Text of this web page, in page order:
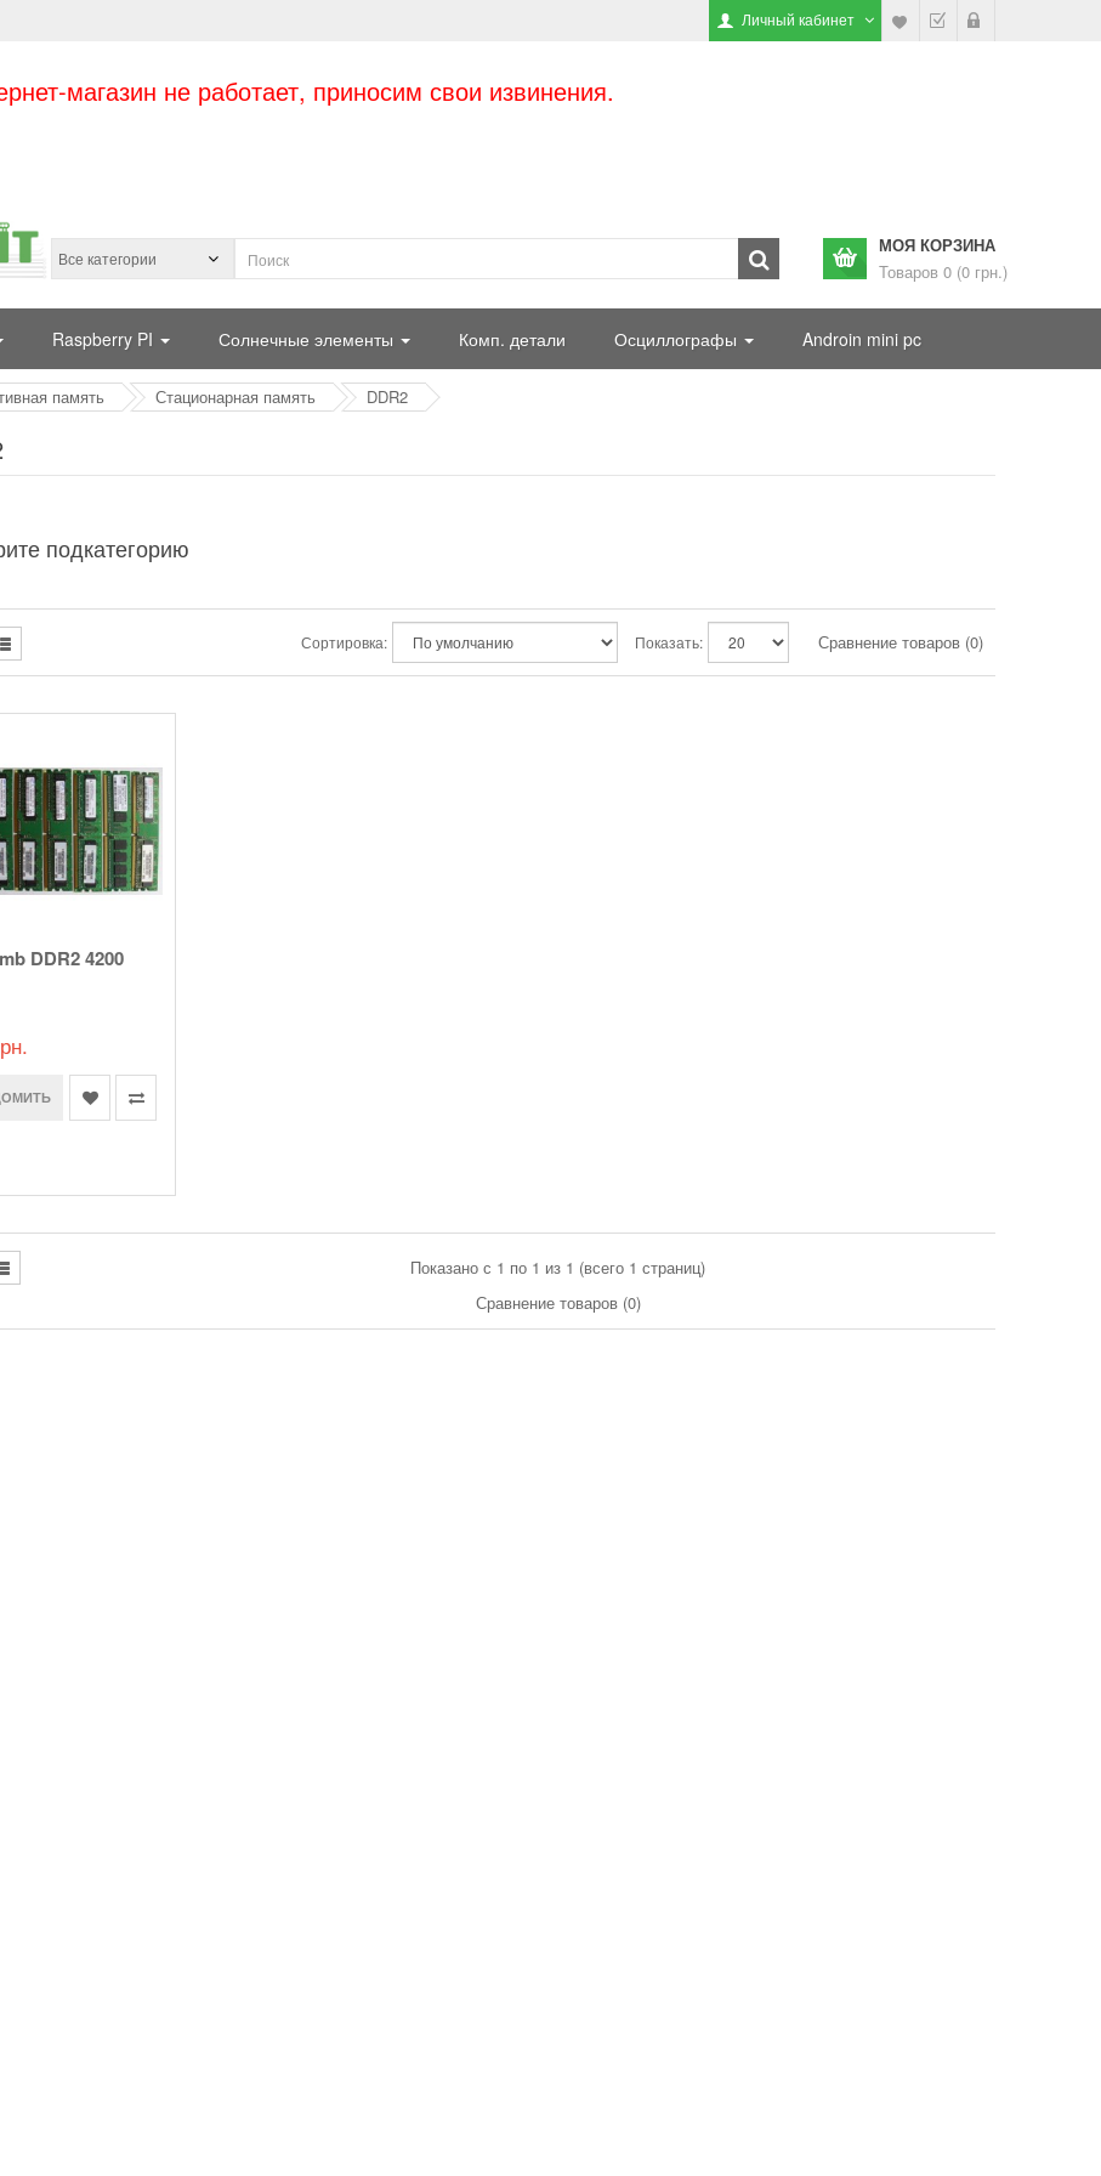
Личный кабинет
магазин не работает, приносим свои извинения.
МОЯ КОРЗИНА
Товаров 0 (0 грн.)
Raspberry PI Солнечные элементы Комп. детали Осциллографы Androin mini pc
память Стационарная память DDR2
подкатегорию
Сортировка: Показать: Сравнение товаров (0)
DDR2 4200
Показано с 1 по 1 из 1 (всего 1 страниц)
Сравнение товаров (0)